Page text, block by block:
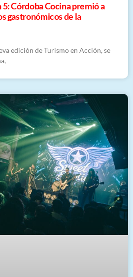
Córdoba Cocina premió a
gastronómicos de la
edición de Turismo en Acción, se